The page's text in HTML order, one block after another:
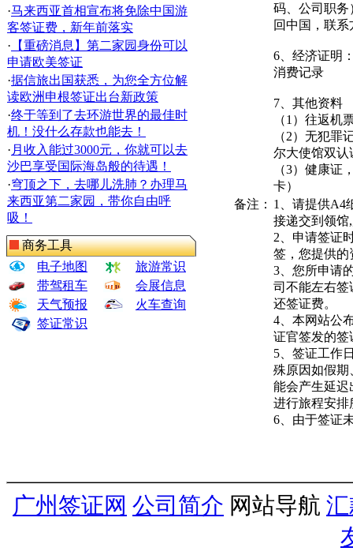
·马来西亚首相宣布将免除中国游
客签证费，新年前落实
· 【重磅消息】第二家园身份可以
申请欧美签证
·据信旅出国获悉，为您全方位解
读欧洲申根签证出台新政策
·终于等到了去环游世界的最佳时
机！没什么存款也能去！
· 月收入能过3000元，你就可以去
沙巴享受国际海岛般的待遇！
·穹顶之下，去哪儿洗肺？办理马
来西亚第二家园，带你自由呼
吸！
商务工具
电子地图
旅游常识
带驾租车
会展信息
天气预报
火车查询
签证常识
码、公司职务
回中国，联
6、经济证明
消费记录
7、其他资料
（1）往返机
（2）无犯罪
尔大使馆双认
（3）健康证
卡）
备注： 1、请提供A4
接递交到领馆
2、申请签证
签，您提供的
3、您所申请
司不能左右签
还签证费。
4、本网站公
证官签发的签
5、签证工作
殊原因如假期
能会产生延迟
进行旅程安排
6、由于签证
广州签证网 公司简介 网站导航